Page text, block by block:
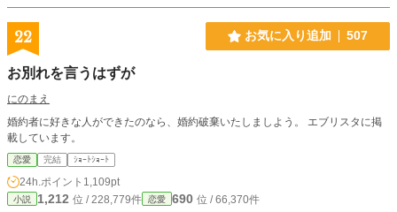
22 お気に入り追加 507
お別れを言うはずが
にのまえ
婚約者に好きな人ができたのなら、婚約破棄いたしましよう。 エブリスタに掲
載しています。
恋愛 完結 ｼｮｰﾄｼｮｰﾄ
24h.ポイント 1,109pt
小説 1,212 位 / 228,779件 恋愛 690 位 / 66,370件